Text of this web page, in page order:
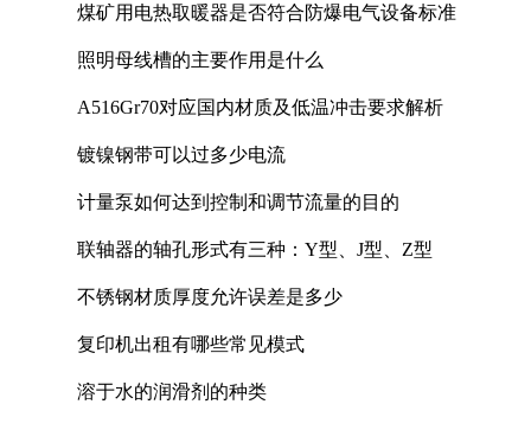
煤矿用电热取暖器是否符合防爆电气设备标准
照明母线槽的主要作用是什么
A516Gr70对应国内材质及低温冲击要求解析
镀镍钢带可以过多少电流
计量泵如何达到控制和调节流量的目的
联轴器的轴孔形式有三种：Y型、J型、Z型
不锈钢材质厚度允许误差是多少
复印机出租有哪些常见模式
溶于水的润滑剂的种类